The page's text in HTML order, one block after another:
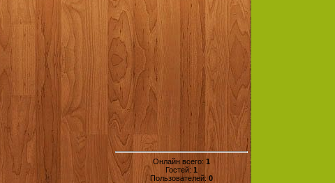
Онлайн всего: 1
Гостей: 1
Пользователей: 0